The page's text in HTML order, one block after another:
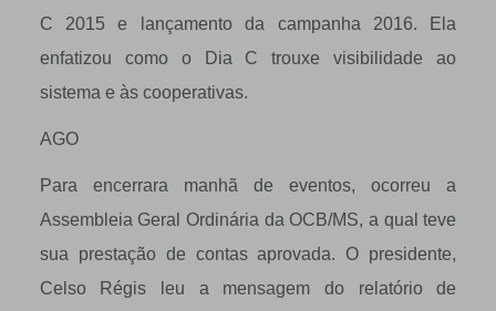
C 2015 e lançamento da campanha 2016. Ela
enfatizou como o Dia C trouxe visibilidade ao
sistema e às cooperativas.
AGO
Para encerrara manhã de eventos, ocorreu a
Assembleia Geral Ordinária da OCB/MS, a qual teve
sua prestação de contas aprovada. O presidente,
Celso Régis leu a mensagem do relatório de